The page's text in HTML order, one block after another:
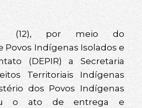
(12), por meio do
Indígenas Isolados e
(DEPIR) a Secretaria
Territoriais Indígenas
dos Povos Indígenas
o ato de entrega e